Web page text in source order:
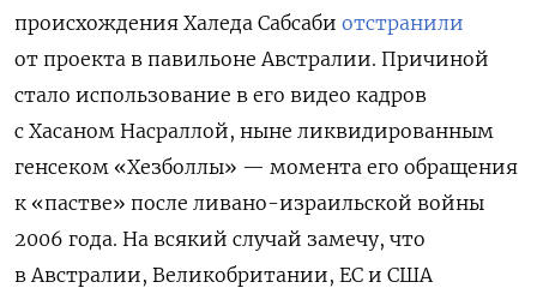
происхождения Халеда Сабсаби отстранили
от проекта в павильоне Австралии. Причиной
стало использование в его видео кадров
с Хасаном Насраллой, ныне ликвидированным
генсеком «Хезболлы» — момента его обращения
к «пастве» после ливано-израильской войны
2006 года. На всякий случай замечу, что
в Австралии, Великобритании, ЕС и США